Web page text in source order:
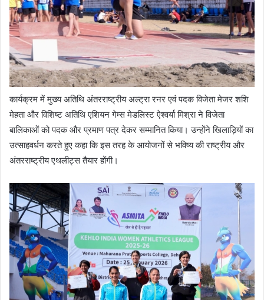
कार्यक्रम में मुख्य अतिथि अंतरराष्ट्रीय अल्ट्रा रनर एवं पदक विजेता मेजर शशि
मेहता और विशिष्ट अतिथि एशियन गेम्स मेडलिस्ट ऐश्वर्या मिश्रा ने विजेता
बालिकाओं को पदक और प्रमाण पत्र देकर सम्मानित किया। उन्होंने खिलाड़ियों का
उत्साहवर्धन करते हुए कहा कि इस तरह के आयोजनों से भविष्य की राष्ट्रीय और
अंतरराष्ट्रीय एथलीट्स तैयार होंगी।